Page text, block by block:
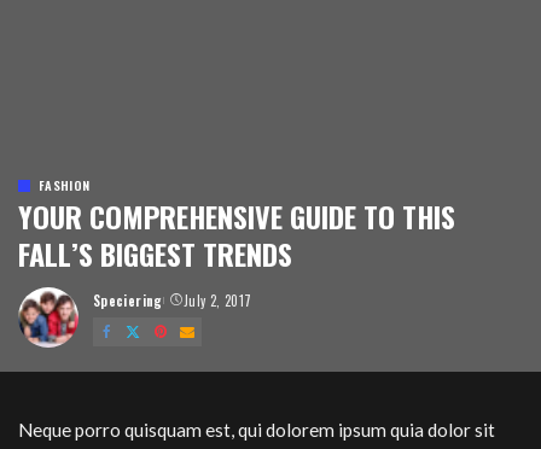
FASHION
YOUR COMPREHENSIVE GUIDE TO THIS
FALL’S BIGGEST TRENDS
Posted
by
Speciering July 2, 2017
Neque porro quisquam est, qui dolorem ipsum quia dolor sit